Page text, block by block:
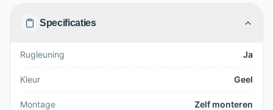
Specificaties
Rugleuning Ja
Kleur Geel
Montage Zelf monteren